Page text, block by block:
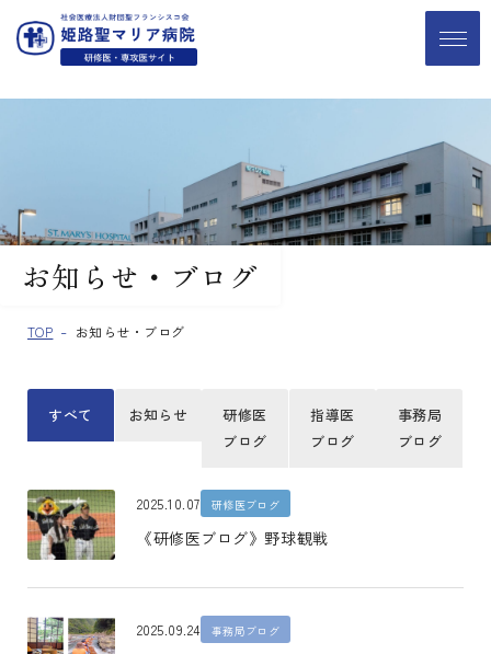
お知らせ・ブログ
TOP お知らせ・ブログ
すべて お知らせ
研修医
ブログ
指導医
ブログ
事務局
ブログ
2025.10.07 研修医ブログ
《研修医ブログ》野球観戦
2025.09.24 事務局ブログ